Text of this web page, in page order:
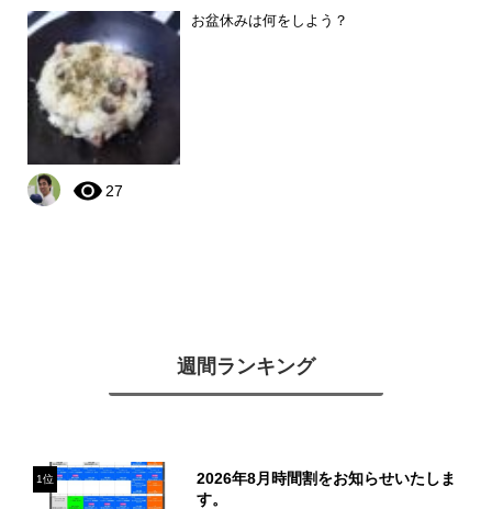
お盆休みは何をしよう？
27
週間ランキング
1位
2026年8月時間割をお知らせいたしま
す。